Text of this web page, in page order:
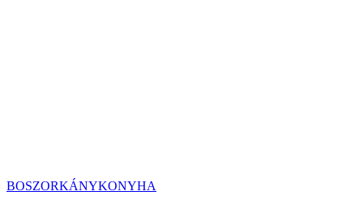
BOSZORKÁNYKONYHA